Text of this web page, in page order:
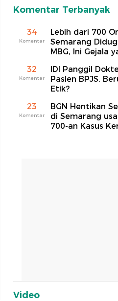
Komentar Terbanyak
34
Komentar
Lebih dari 700
Semarang
MBG, Ini Gejala
32
Komentar
IDI Panggil
Pasien BPJS,
Etik?
23
Komentar
BGN Hentikan
di Semarang
700-an Kasus
Video